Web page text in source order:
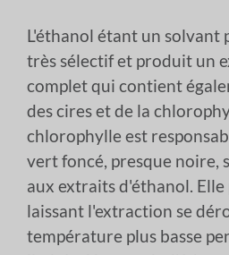
L'éthanol étant un solvant
très sélectif et produit un
complet qui contient
des cires et de la
chlorophylle est
vert foncé, presque noire,
aux extraits d'éthanol.
laissant l'extraction se
température plus basse